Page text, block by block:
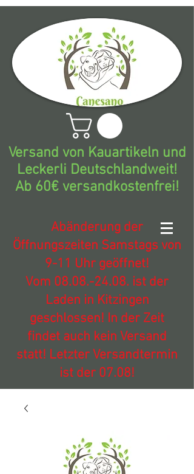
Versand von Kauartikeln und
Leckerli Deutschlandweit!
Ab 60€ versandkostenfrei!
Abänderung der
Öffnungszeiten Samstags von
9-11 Uhr geöffnet!
Vom 08.08.-24.08. ist der
Laden in Kitzingen
geschlossen! In der Zeit
findet auch kein Versand
statt! Letzter Versandtermin
ist der 07.08!